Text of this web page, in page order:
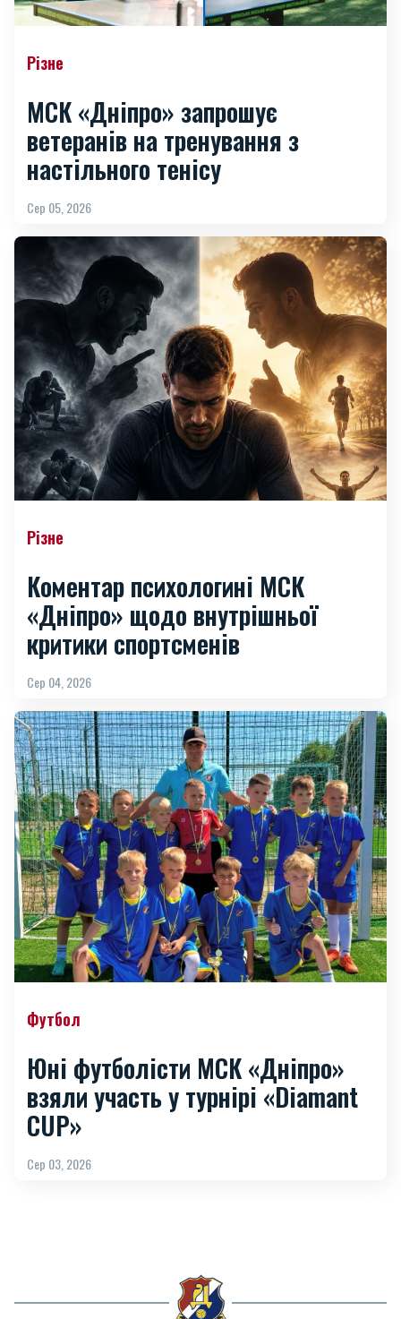
Різне
МСК «Дніпро» запрошує
ветеранів на тренування з
настільного тенісу
Сер 05, 2026
Різне
Коментар психологині МСК
«Дніпро» щодо внутрішньої
критики спортсменів
Сер 04, 2026
Футбол
Юні футболісти МСК «Дніпро»
взяли участь у турнірі «Diamant
CUP»
Сер 03, 2026